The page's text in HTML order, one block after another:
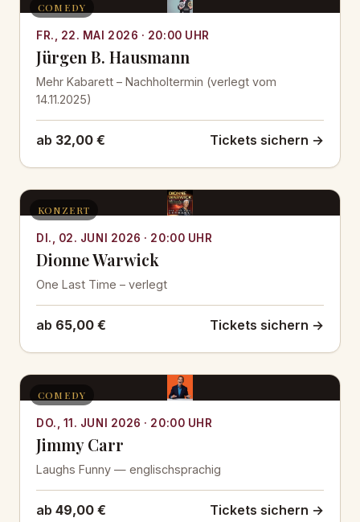
COMEDY
FR., 22. MAI 2026 · 20:00 UHR
Jürgen B. Hausmann
Mehr Kabarett – Nachholtermin (verlegt vom
14.11.2025)
ab 32,00 € Tickets sichern →
KONZERT
DI., 02. JUNI 2026 · 20:00 UHR
Dionne Warwick
One Last Time – verlegt
ab 65,00 € Tickets sichern →
COMEDY
DO., 11. JUNI 2026 · 20:00 UHR
Jimmy Carr
Laughs Funny — englischsprachig
ab 49,00 € Tickets sichern →